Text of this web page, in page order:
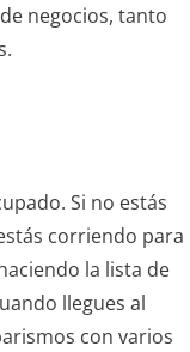
negocios, tanto
Si no estás
corriendo para
la lista de
llegues al
con varios